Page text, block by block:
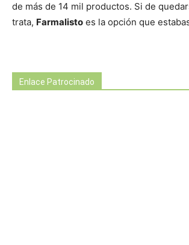
de más de 14 mil productos. Si de
trata, Farmalisto es la opción que
Enlace Patrocinado